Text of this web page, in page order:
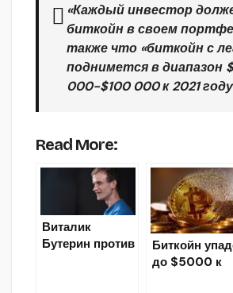
«Каждый инвестор
биткойн в своем
также что «биткойн с
поднимется в диапазон
000-$100 000 к 2021
Read More:
Виталик
Бутерин против
Биткойн
до $5000 к